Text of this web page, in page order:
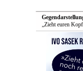
„Zieht euren